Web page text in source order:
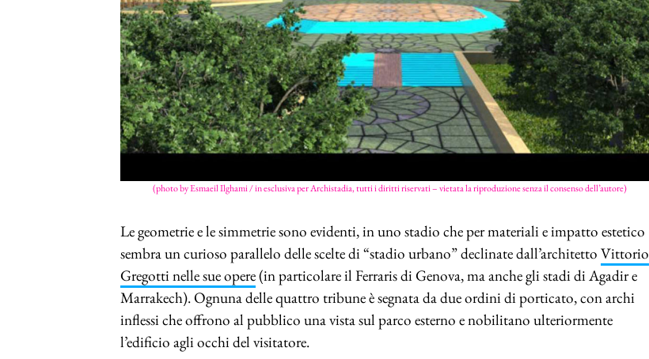
(photo by Esmaeil Ilghami / in esclusiva per Archistadia, tutti i diritti riservati – vietata la riproduzione senza il consenso dell’autore)
Le geometrie e le simmetrie sono evidenti, in uno stadio che per materiali e impatto estetico
sembra un curioso parallelo delle scelte di “stadio urbano” declinate dall’architetto Vittorio
Gregotti nelle sue opere(in particolare il Ferraris di Genova, ma anche gli stadi di Agadir e
Marrakech). Ognuna delle quattro tribune è segnata da due ordini di porticato, con archi
inflessi che offrono al pubblico una vista sul parco esterno e nobilitano ulteriormente
l’edificio agli occhi del visitatore.